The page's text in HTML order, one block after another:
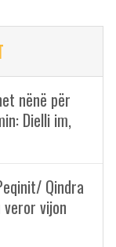
nënë për
Dielli im,
Qindra
vijon